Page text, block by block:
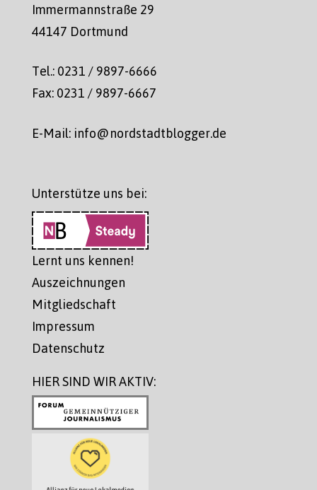
Immermannstraße 29
44147 Dortmund
Tel.: 0231 / 9897-6666
Fax: 0231 / 9897-6667
E-Mail: info@nordstadtblogger.de
Unterstütze uns bei:
Lernt uns kennen!
Auszeichnungen
Mitgliedschaft
Impressum
Datenschutz
HIER SIND WIR AKTIV: